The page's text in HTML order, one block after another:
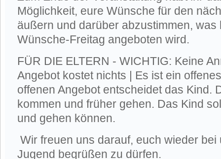
Möglichkeit, eure Wünsche für den
äußern und darüber abzustimmen, was
Wünsche-Freitag angeboten wird.
FÜR DIE ELTERN - WICHTIG: Keine
Angebot kostet nichts | Es ist ein
offenen Angebot entscheidet das Kind.
kommen und früher gehen. Das Kind
und gehen können.
Wir freuen uns darauf, euch wieder bei
Jugend begrüßen zu dürfen.